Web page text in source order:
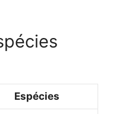
Espécies